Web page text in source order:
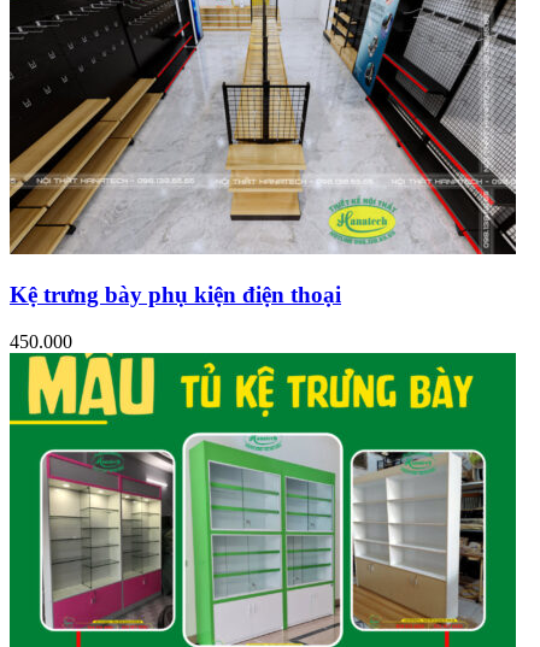
Kệ trưng bày phụ kiện điện thoại
450.000